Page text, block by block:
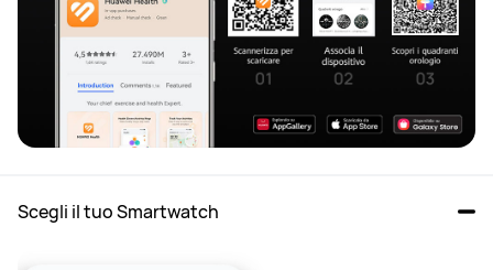
Scegli il tuo Smartwatch